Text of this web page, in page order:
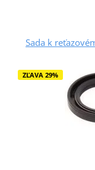
Sada k
ZĽAVA 29%